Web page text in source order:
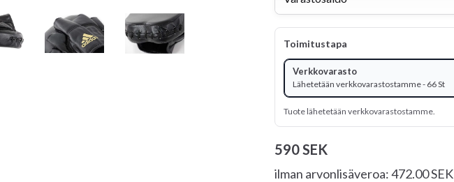
Toimitustapa
Verkkovarasto
Lähetetään verkkovarastostamme - 66 St
Tuote lähetetään verkkovarastostamme.
590 SEK
ilman arvonlisäveroa: 472.00 SEK